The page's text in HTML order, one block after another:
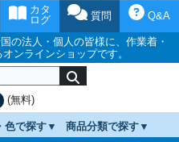
ス
ワー
キン
グ
ティ
ウェ
鳶作
業用
ツ
Q&A
質問
カタ
ログ
の法人・個人の皆様に、作業着・
ンラインショップです。
(無料)
色で探す 商品分類で探す